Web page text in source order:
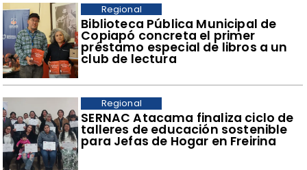
​Biblioteca Pública Municipal de
Copiapó concreta el primer
préstamo especial de libros a un
club de lectura
Regional
SERNAC Atacama finaliza ciclo de
talleres de educación sostenible
para Jefas de Hogar en Freirina
Regional